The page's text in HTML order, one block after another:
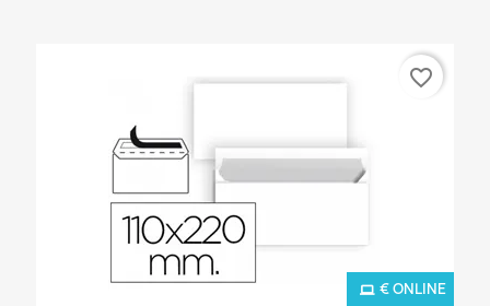
€ ONLINE
favorite_border